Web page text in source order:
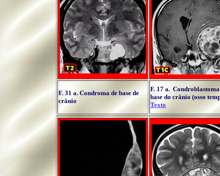
F. 31 a. Condroma de base de
crânio
F. 17 a.
base do crânio (osso
Texto